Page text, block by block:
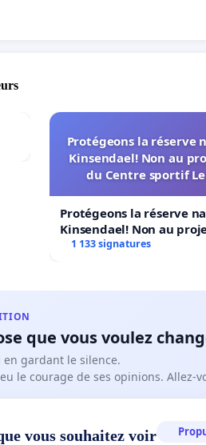
Protégeons la réserve
Kinsendael! Non au
du Centre sportif Le
Protégeons la réserve
Kinsendael! Non au
Centre sportif Le Roseau!
1 133 signatures
que vous voulez
en gardant le silence.
le courage de ses opinions. Allez-
vous souhaitez voir